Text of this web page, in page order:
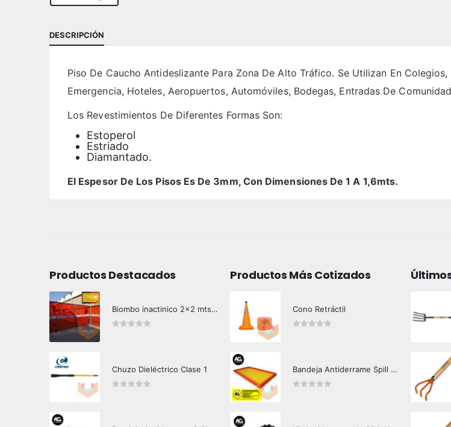
DESCRIPCIÓN
Piso De Caucho Antideslizante Para Zona De Alto Tráfico. Se Utilizan En
Emergencia, Hoteles, Aeropuertos, Automóviles, Bodegas, Entradas De
Los Revestimientos De Diferentes Formas Son:
Estoperol
Estriado
Diamantado.
El Espesor De Los Pisos Es De 3mm, Con Dimensiones De 1 A 1,6mts.
Productos Destacados
Biombo inactinico 2x2 mts Hazard Control
Chuzo Dieléctrico Clase 1
Productos Más Cotizados
Cono Retráctil
Bandeja Antiderrame Spill Barrier 117 lts Certificada